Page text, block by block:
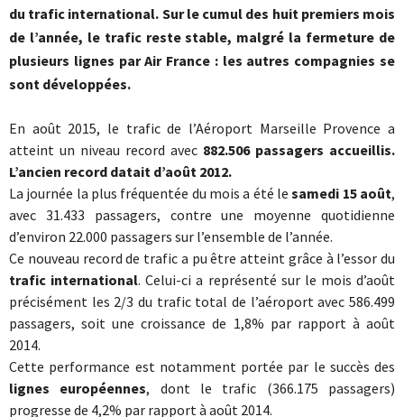
du trafic international. Sur le cumul des huit premiers mois
de l’année, le trafic reste stable, malgré la fermeture de
plusieurs lignes par Air France : les autres compagnies se
sont développées.
En août 2015, le trafic de l’Aéroport Marseille Provence a
atteint un niveau record avec 882.506 passagers accueillis.
L’ancien record datait d’août 2012.
La journée la plus fréquentée du mois a été lesamedi 15 août,
avec 31.433 passagers, contre une moyenne quotidienne
d’environ 22.000 passagers sur l’ensemble de l’année.
Ce nouveau record de trafic a pu être atteint grâce à l’essor du
trafic international. Celui-ci a représenté sur le mois d’août
précisément les 2/3 du trafic total de l’aéroport avec 586.499
passagers, soit une croissance de 1,8% par rapport à août
2014.
Cette performance est notamment portée par le succès des
lignes européennes, dont le trafic (366.175 passagers)
progresse de 4,2% par rapport à août 2014.